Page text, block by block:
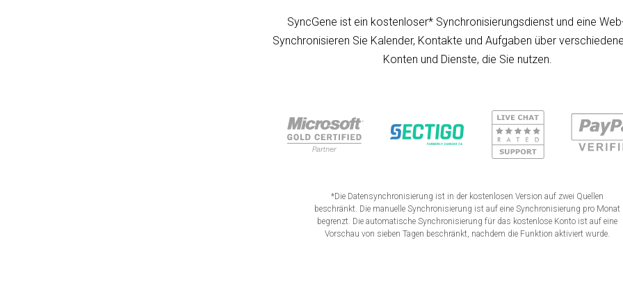
SyncGene ist ein kostenloser* Synchronisierungsdienst und eine
Synchronisieren Sie Kalender, Kontakte und Aufgaben über
Konten und Dienste, die Sie nutzen.
*Die Datensynchronisierung ist in der kostenlosen Version auf zwei Quellen
beschränkt. Die manuelle Synchronisierung ist auf eine Synchronisierung pro Monat
begrenzt. Die automatische Synchronisierung für das kostenlose Konto ist auf eine
Vorschau von sieben Tagen beschränkt, nachdem die Funktion aktiviert wurde.